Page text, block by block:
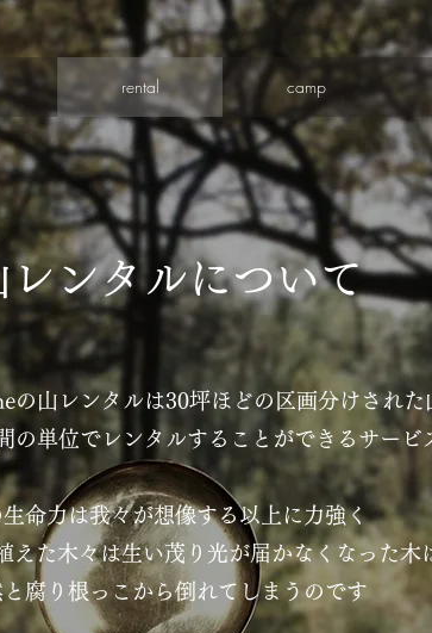
rental camp
レンタルについて
の山レンタルは30坪ほどの区画分けされた
の単位でレンタルすることができるサービ
命力は我々が想像する以上に力強く
えた木々は生い茂り 光が届かなくなった木
と腐り根っこから倒れてしまうのです